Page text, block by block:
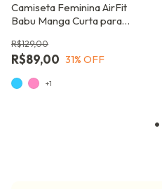
Camiseta Feminina AirFit
Babu Manga Curta para
Respirabilidade e
Performance
R$89,00
R$129,00
31% OFF
+1